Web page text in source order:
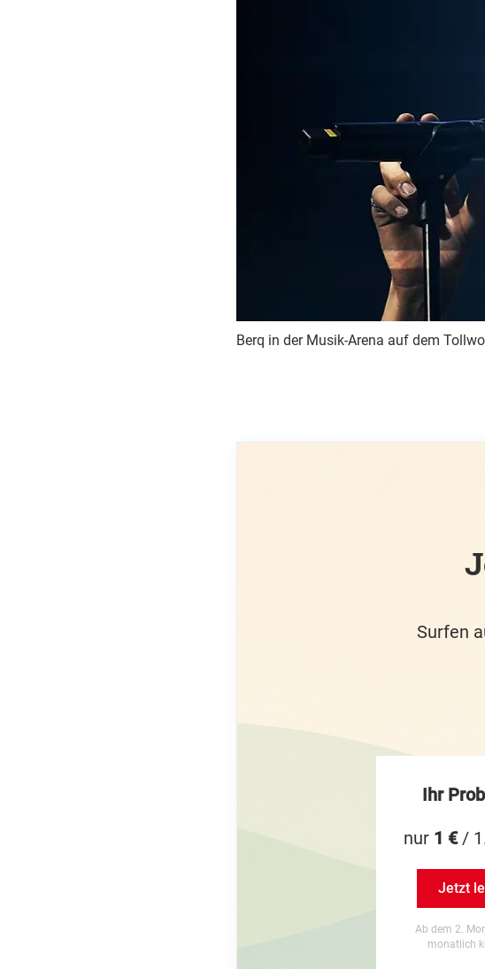
Berq in der Musik-Arena auf dem
Surfen
Ihr
nur 1 €/
Jetzt
Ab dem 2.
monatlich